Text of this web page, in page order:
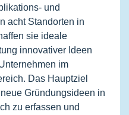
und
acht Standorten in
sie ideale
innovativer Ideen
im
Das Hauptziel
Gründungsideen in
zu erfassen und